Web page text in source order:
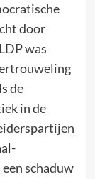
door
was
de
in de
schaduw